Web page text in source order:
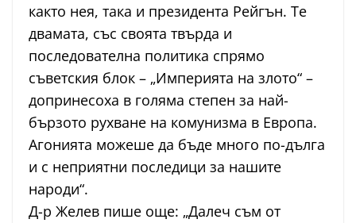
както нея, така и президента Рейгън. Те
двамата, със своята твърда и
последователна политика спрямо
съветския блок – „Империята на злото“ –
допринесоха в голяма степен за най-
бързото рухване на комунизма в Европа.
Агонията можеше да бъде много по-дълга
и с неприятни последици за нашите
народи“.
Д-р Желев пише още: „Далеч съм от